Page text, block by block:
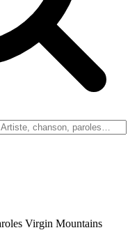
Virgin Mountains